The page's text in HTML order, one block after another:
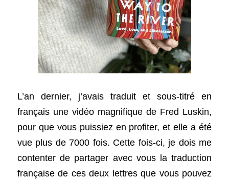
L’an dernier, j’avais traduit et sous-titré en
français une vidéo magnifique de Fred Luskin,
pour que vous puissiez en profiter, et elle a été
vue plus de 7000 fois. Cette fois-ci, je dois me
contenter de partager avec vous la traduction
française de ces deux lettres que vous pouvez